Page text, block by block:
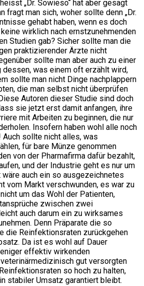
„Dr. Sowieso“ hat aber gesagt
fragt man sich, woher sollte denn „Dr.
gehabt haben, wenn es doch
wirklich nach ernstzunehmenden
Studien gab? Sicher sollte man die
praktizierender Ärzte nicht
sollte man aber auch zu einer
dessen, was einem oft erzählt wird,
sollte man nicht Dinge nachplappern
die man selbst nicht überprüfen
Autoren dieser Studie sind doch
sie jetzt erst damit anfangen, ihre
mit Arbeiten zu beginnen, die nur
Insofern haben wohl alle noch
sollte nicht alles, was
für bare Münze genommen
von der Pharmafirma dafür bezahlt,
und der Industrie geht es nur um
auch ein so ausgezeichnetes
vom Markt verschwunden, es war zu
um das Wohl der Patienten,
zwischen zwei
auch darum ein zu wirksames
Denn Präparate die so
die Reinfektionsraten zurückgehen
Da ist es wohl auf Dauer
effektiv wirkenden
gut versorgten
so hoch zu halten,
stabiler Umsatz garantiert bleibt.